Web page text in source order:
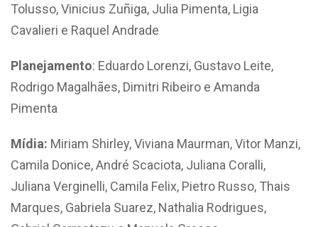
Tolusso, Vinicius Zuñiga, Julia Pimenta, Ligia
Cavalieri e Raquel Andrade
Planejamento: Eduardo Lorenzi, Gustavo Leite,
Rodrigo Magalhães, Dimitri Ribeiro e Amanda
Pimenta
Mídia: Miriam Shirley, Viviana Maurman, Vitor Manzi,
Camila Donice, André Scaciota, Juliana Coralli,
Juliana Verginelli, Camila Felix, Pietro Russo, Thais
Marques, Gabriela Suarez, Nathalia Rodrigues,